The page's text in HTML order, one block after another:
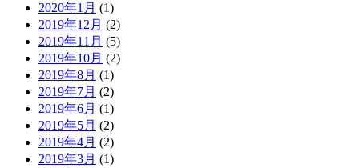
2020年1月 (1)
2019年12月 (2)
2019年11月 (5)
2019年10月 (2)
2019年8月 (1)
2019年7月 (2)
2019年6月 (1)
2019年5月 (2)
2019年4月 (2)
2019年3月 (1)